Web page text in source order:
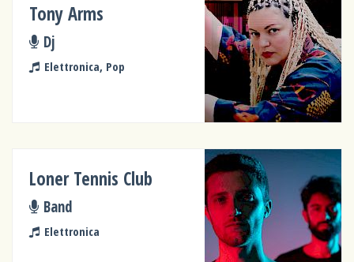
Tony Arms
Dj
Elettronica, Pop
Loner Tennis Club
Band
Elettronica